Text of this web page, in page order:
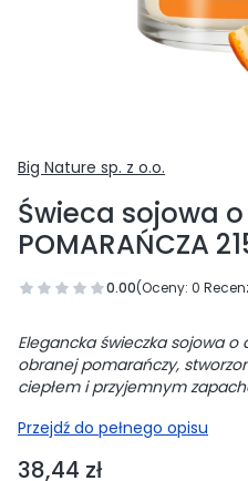
Big Nature sp. z o.o.
Świeca sojowa
POMARAŃCZA
0.00(Oceny: 0
Elegancka świeczka sojowa
obranej pomarańczy,
ciepłem i przyjemnym
Przejdź do pełnego opisu
Cena
38,44 zł